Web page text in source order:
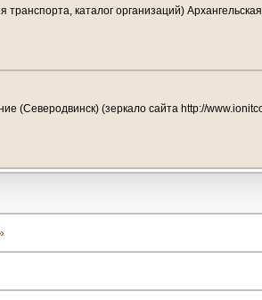
каталог организаций) Архангельская
(Северодвинск) (зеркало сайта http://